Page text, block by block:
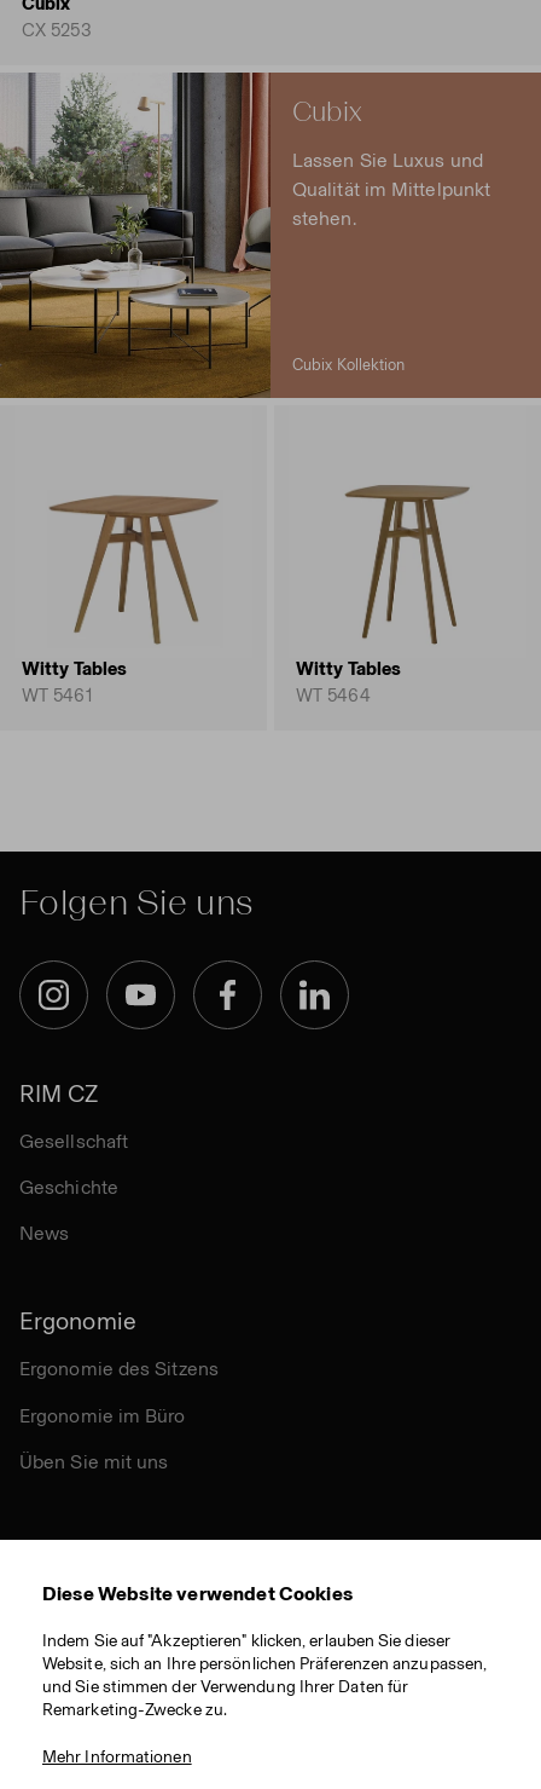
CX 5253
Cubix
Lassen Sie Luxus und
Qualität im Mittelpunkt
stehen.
Cubix Kollektion
Witty Tables
WT 5461
Witty Tables
WT 5464
Folgen Sie uns
InstagramYouTube FacebookLinkedIn
RIM CZ
Gesellschaft
Geschichte
News
Ergonomie
Ergonomie des Sitzens
Ergonomie im Büro
Üben Sie mit uns
Andere
Nachhaltigkeit
Zertifikate
Materialien
Diese Website verwendet Cookies
Indem Sie auf "Akzeptieren" klicken, erlauben Sie dieser
Website, sich an Ihre persönlichen Präferenzen anzupassen,
und Sie stimmen der Verwendung Ihrer Daten für
Remarketing-Zwecke zu.
Mehr Informationen